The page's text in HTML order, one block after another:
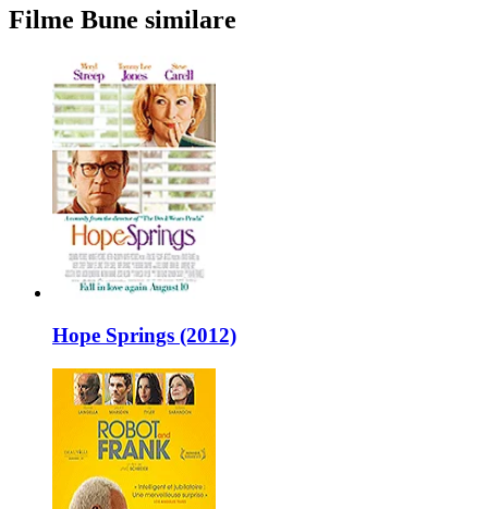
Filme Bune similare
Hope Springs (2012)